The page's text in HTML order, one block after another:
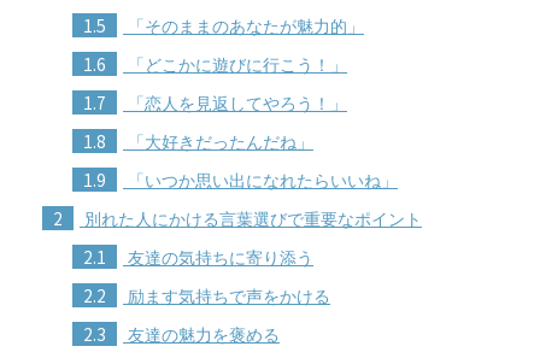
1.5 「そのままのあなたが魅力的」
1.6 「どこかに遊びに行こう！」
1.7 「恋人を見返してやろう！」
1.8 「大好きだったんだね」
1.9 「いつか思い出になれたらいいね」
2 別れた人にかける言葉選びで重要なポイント
2.1 友達の気持ちに寄り添う
2.2 励ます気持ちで声をかける
2.3 友達の魅力を褒める